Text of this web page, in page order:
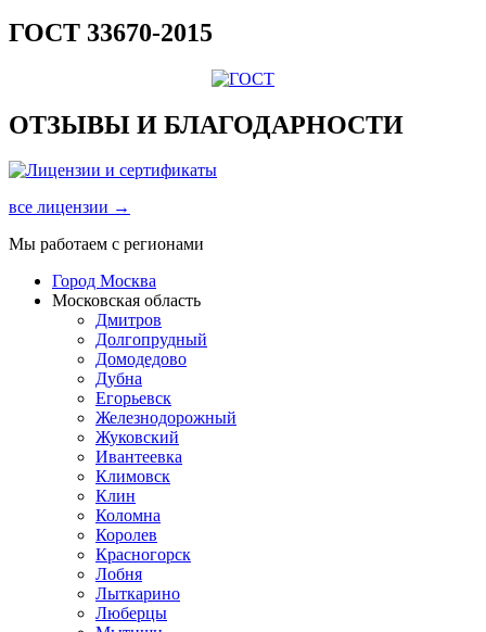
ГОСТ 33670-2015
ОТЗЫВЫ И БЛАГОДАРНОСТИ
все лицензии →
Мы работаем с регионами
Город Москва
Московская область
Дмитров
Долгопрудный
Домодедово
Дубна
Егорьевск
Железнодорожный
Жуковский
Ивантеевка
Климовск
Клин
Коломна
Королев
Красногорск
Лобня
Лыткарино
Люберцы